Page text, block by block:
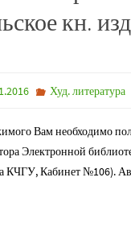
кн.
Худ. литература
Вам необходимо
Электронной
КЧГУ, Кабинет №106).